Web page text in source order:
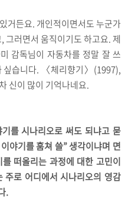
거든요. 개인적이면서도 누군가
그러면서 움직이기도 하고요. 제
감독님이 자동차를 정말 잘 쓰
싶습니다. 〈체리향기〉(1997),
신이 많이 기억나네요.
기를 시나리오로 써도 되냐고 묻
야기를 훔쳐 쓸” 생각이냐며 면
떠올리는 과정에 대한 고민이
주로 어디에서 시나리오의 영감
.